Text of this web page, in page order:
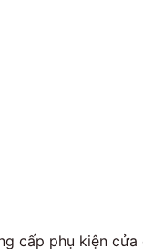
cấp phụ kiện